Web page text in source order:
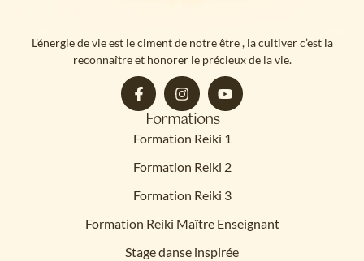
L’énergie de vie est le ciment de notre être , la cultiver c’est la
reconnaître et honorer le précieux de la vie.
Formations
Formation Reiki 1
Formation Reiki 2
Formation Reiki 3
Formation Reiki Maître Enseignant
Stage danse inspirée